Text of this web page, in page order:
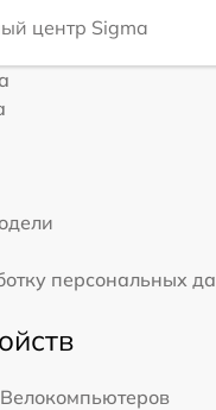
центр Sigma
персональных
Велокомпьютеров